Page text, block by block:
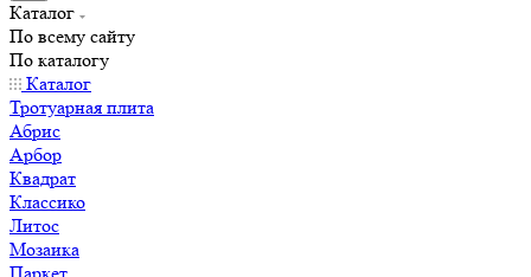
Каталог
По всему сайту
По каталогу
Каталог
Тротуарная плита
Абрис
Арбор
Квадрат
Классико
Литос
Мозаика